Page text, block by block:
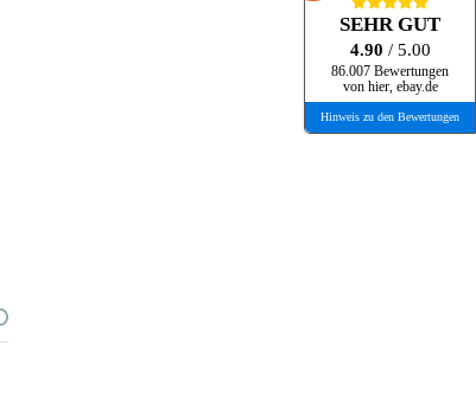
SEHR GUT
4.90 / 5.00
86.007 Bewertungen
von hier, ebay.de
Hinweis zu den Bewertungen